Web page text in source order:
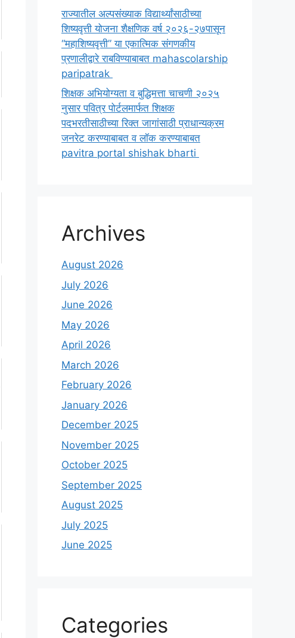
राज्यातील अल्पसंख्याक विद्यार्थ्यांसाठीच्या
शिष्यवृत्ती योजना शैक्षणिक वर्ष २०२६-२७पासून
“महाशिष्यवृत्ती” या एकात्मिक संगणकीय
प्रणालीद्वारे राबविण्याबाबत mahascolarship
paripatrak
शिक्षक अभियोग्यता व बुद्धिमत्ता चाचणी २०२५
नुसार पवित्र पोर्टलमार्फत शिक्षक
पदभरतीसाठीच्या रिक्त जागांसाठी प्राधान्यक्रम
जनरेट करण्याबाबत व लॉक करण्याबाबत
pavitra portal shishak bharti
Archives
August 2026
July 2026
June 2026
May 2026
April 2026
March 2026
February 2026
January 2026
December 2025
November 2025
October 2025
September 2025
August 2025
July 2025
June 2025
Categories